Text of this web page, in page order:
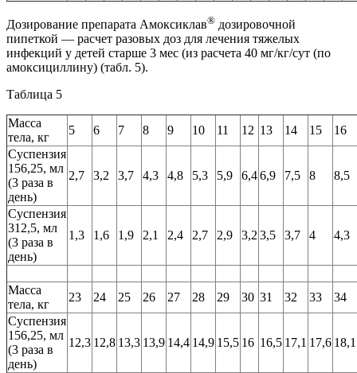
Дозирование препарата Амоксиклав® дозировочной
пипеткой — расчет разовых доз для лечения тяжелых
инфекций у детей старше 3 мес (из расчета 40 мг/кг/сут (по
амоксициллину) (табл. 5).
Таблица 5
Масса
тела, кг
5 6 7 8 9 10 11 12 13 14 15
16
Суспензия
156,25, мл
(3 раза в
день)
2,7 3,2 3,7 4,3 4,8 5,3 5,9 6,46,9 7,5 8 8,5
Суспензия
312,5, мл
(3 раза в
день)
1,3 1,6 1,9 2,1 2,4 2,7 2,9 3,2 3,5 3,7 4 4,3
Масса
тела, кг
23 24 25 26 27 28 29 30 31 32 33
34
Суспензия
156,25, мл
(3 раза в
день)
12,3 12,8 13,3 13,9 14,4 14,9 15,5 16 16,5 17,1 17,6 18,1